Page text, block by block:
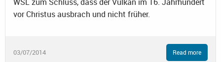
vor Christus ausbrach und nicht früher.
03/07/2014 Read more